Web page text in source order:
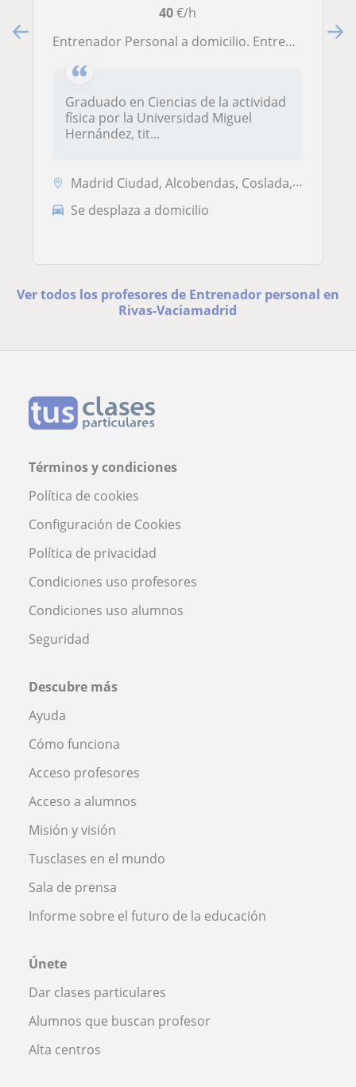
40€/h
Entrenador Personal a domicilio. Entrenamiento funcional
Graduado en Ciencias de la actividad
física por la Universidad Miguel
Hernández, tit...
Madrid Ciudad, Alcobendas, Coslada, Madrid (Ciudad), Pozuelo de Alarcó...
Se desplaza a domicilio
Ver todos los profesores de Entrenador personal en
Rivas-Vaciamadrid
Términos y condiciones
Política de cookies
Configuración de Cookies
Política de privacidad
Condiciones uso profesores
Condiciones uso alumnos
Seguridad
Descubre más
Ayuda
Cómo funciona
Acceso profesores
Acceso a alumnos
Misión y visión
Tusclases en el mundo
Sala de prensa
Informe sobre el futuro de la educación
Únete
Dar clases particulares
Alumnos que buscan profesor
Alta centros